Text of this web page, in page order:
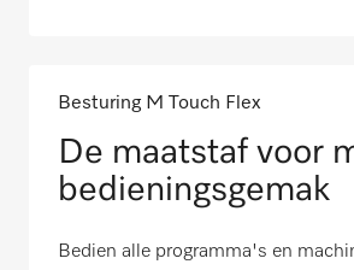
Besturing M Touch Flex
De maatstaf voor
bedieningsgemak
Bedien alle programma's en